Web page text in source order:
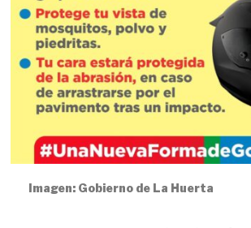
Imagen: Gobierno de La Huerta